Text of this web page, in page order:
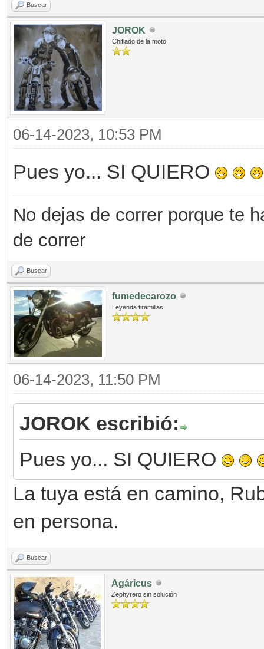
Buscar
JOROK
Chiflado de la moto
06-14-2023, 10:53 PM
Pues yo... SI QUIERO
No dejas de correr porque te
de correr
Buscar
fumedecarozo
Leyenda tiramillas
06-14-2023, 11:50 PM
JOROK escribió:
Pues yo... SI QUIERO
La tuya está en camino,
en persona.
Buscar
Agáricus
Zephyrero sin solución